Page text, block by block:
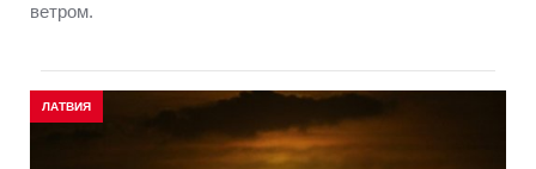
ветром.
ЛАТВИЯ